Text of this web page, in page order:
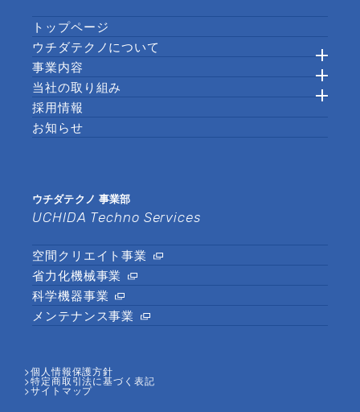
トップページ
ウチダテクノについて
事業内容
当社の取り組み
採用情報
お知らせ
ウチダテクノ 事業部
UCHIDA Techno Services
空間クリエイト事業
省力化機械事業
科学機器事業
メンテナンス事業
個人情報保護方針
特定商取引法に基づく表記
サイトマップ